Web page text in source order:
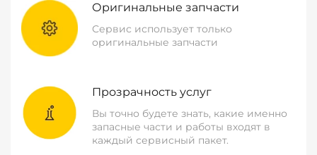
Оригинальные запчасти
Сервис использует только
оригинальные запчасти
Прозрачность услуг
Вы точно будете знать, какие именно
запасные части и работы входят в
каждый сервисный пакет.